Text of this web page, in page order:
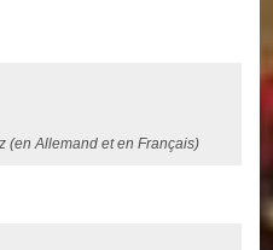
(en Allemand et en Français)